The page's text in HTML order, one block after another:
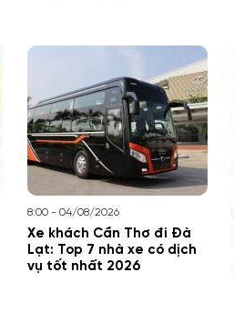
8:00 - 04/08/2026
Xe khách Cần Thơ đi Đà
Lạt: Top 7 nhà xe có dịch
vụ tốt nhất 2026